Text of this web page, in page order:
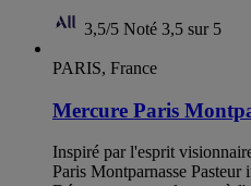
3,5/5 Noté 3,5 sur 5
PARIS, France
Mercure Paris
Inspiré par l'esprit
Paris Montparnasse Pasteur